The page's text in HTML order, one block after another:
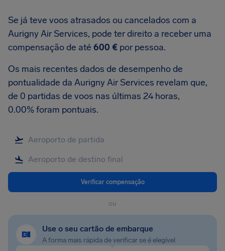
Se já teve voos atrasados ou cancelados com a
Aurigny Air Services, pode ter direito a receber uma
compensação de até 600 € por pessoa.
Os mais recentes dados de desempenho de
pontualidade da Aurigny Air Services revelam que,
de 0 partidas de voos nas últimas 24 horas,
0.00% foram pontuais.
Verificar compensação
ou
Use o seu cartão de embarque
A forma mais rápida de verificar se é elegível